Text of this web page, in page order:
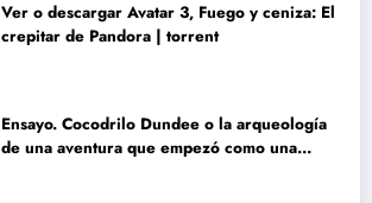
Ver o descargar Avatar 3, Fuego y ceniza: El
crepitar de Pandora | torrent
Ensayo. Cocodrilo Dundee o la arqueología
de una aventura que empezó como una